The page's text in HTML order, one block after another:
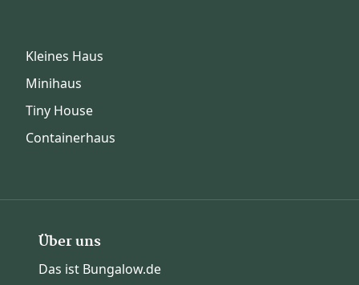
Kleines Haus
Minihaus
Tiny House
Containerhaus
Über uns
Das ist Bungalow.de